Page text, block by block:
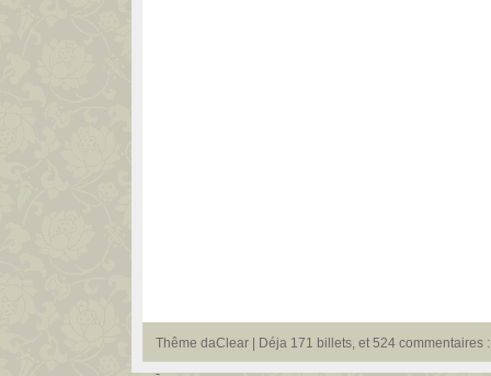
Thême daClear | Déja 171 billets, et 524 commentaires